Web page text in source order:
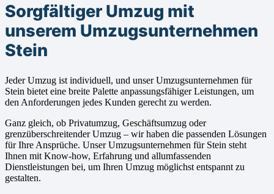
Sorgfältiger Umzug mit
unserem Umzugsunternehmen
Stein
Jeder Umzug ist individuell, und unser Umzugsunternehmen für
Stein bietet eine breite Palette anpassungsfähiger Leistungen, um
den Anforderungen jedes Kunden gerecht zu werden.
Ganz gleich, ob Privatumzug, Geschäftsumzug oder
grenzüberschreitender Umzug – wir haben die passenden Lösungen
für Ihre Ansprüche. Unser Umzugsunternehmen für Stein steht
Ihnen mit Know-how, Erfahrung und allumfassenden
Dienstleistungen bei, um Ihren Umzug möglichst entspannt zu
gestalten.